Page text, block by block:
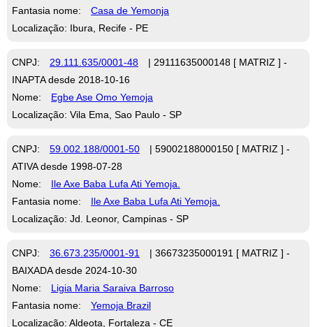
Fantasia nome:
Casa de Yemonja
Localização: Ibura, Recife - PE
CNPJ: 29.111.635/0001-48
| 29111635000148 [ MATRIZ ] -
INAPTA desde 2018-10-16
Nome:
Egbe Ase Omo Yemoja
Localização: Vila Ema, Sao Paulo - SP
CNPJ: 59.002.188/0001-50
| 59002188000150 [ MATRIZ ] -
ATIVA desde 1998-07-28
Nome:
Ile Axe Baba Lufa Ati Yemoja.
Fantasia nome:
Ile Axe Baba Lufa Ati Yemoja.
Localização: Jd. Leonor, Campinas - SP
CNPJ: 36.673.235/0001-91
| 36673235000191 [ MATRIZ ] -
BAIXADA desde 2024-10-30
Nome:
Ligia Maria Saraiva Barroso
Fantasia nome:
Yemoja Brazil
Localização: Aldeota, Fortaleza - CE